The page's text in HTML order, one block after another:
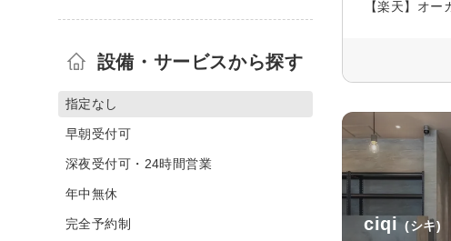
【楽天】オ
ciqi (シキ)
設備・サービスから探す
指定なし
早朝受付可
深夜受付可・24時間営業
年中無休
完全予約制